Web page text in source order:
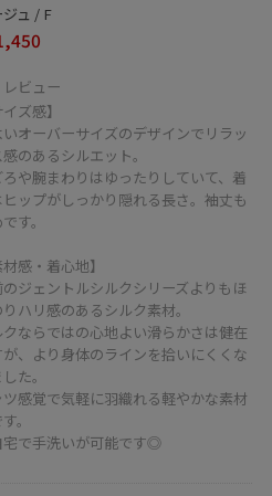
♫
！
て頂けたらアイコンをクリッ
してください♫
まで
』開催中⭐︎
3月3日(月)23：59の期間にお
回ご購入時にお使いいただけ
をプレゼント！
、ルミネカードWEB決済サー
ュ / F
レビュー
イズ感】
いオーバーサイズのデザインでリラッ
のあるシルエット。
ろや腕まわりはゆったりしていて、着
ップがしっかり隠れる長さ。袖丈も
す。
材感・着心地】
ジェントルシルクシリーズよりもほ
ハリ感のあるシルク素材。
クならではの心地よい滑らかさは健在
が、より身体のラインを拾いにくくな
た。
ツ感覚で気軽に羽織れる軽やかな素材
。
宅で手洗いが可能です◎